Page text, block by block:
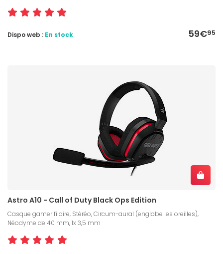
59€95
Dispo web : En stock
Astro A10 - Call of Duty Black Ops Edition
Casque gamer filaire, Stéréo, Circum-aural (englobe les oreilles),
Néodyme de 40 mm, 1x 3,5 mm